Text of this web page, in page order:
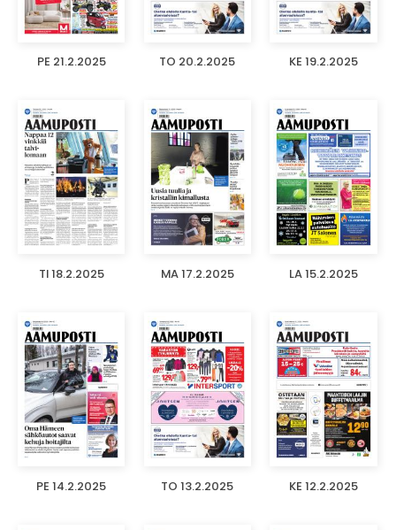
PE 21.2.2025 TO 20.2.2025 KE 19.2.2025
TI 18.2.2025 MA 17.2.2025 LA 15.2.2025
PE 14.2.2025 TO 13.2.2025 KE 12.2.2025